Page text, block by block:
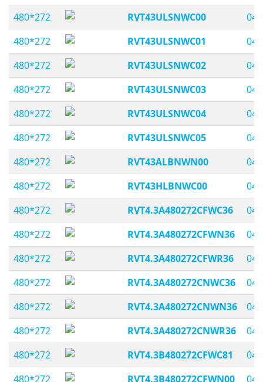
480*272
RVT43ULSNWC00
480*272
RVT43ULSNWC01
480*272
RVT43ULSNWC02
480*272
RVT43ULSNWC03
480*272
RVT43ULSNWC04
480*272
RVT43ULSNWC05
480*272
RVT43ALBNWN00
480*272
RVT43HLBNWC00
480*272
RVT4.3A480272CFWC36
480*272
RVT4.3A480272CFWN36
480*272
RVT4.3A480272CFWR36
480*272
RVT4.3A480272CNWC36
480*272
RVT4.3A480272CNWN36
480*272
RVT4.3A480272CNWR36
480*272
RVT4.3B480272CFWC81
480*272
RVT4.3B480272CFWN00